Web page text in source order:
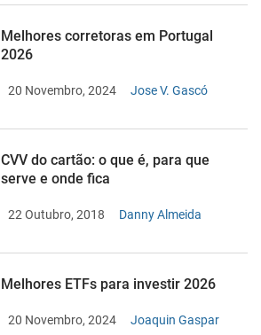
Melhores corretoras em Portugal
2026
20 Novembro, 2024 Jose V. Gascó
CVV do cartão: o que é, para que
serve e onde fica
22 Outubro, 2018 Danny Almeida
Melhores ETFs para investir 2026
20 Novembro, 2024 Joaquin Gaspar